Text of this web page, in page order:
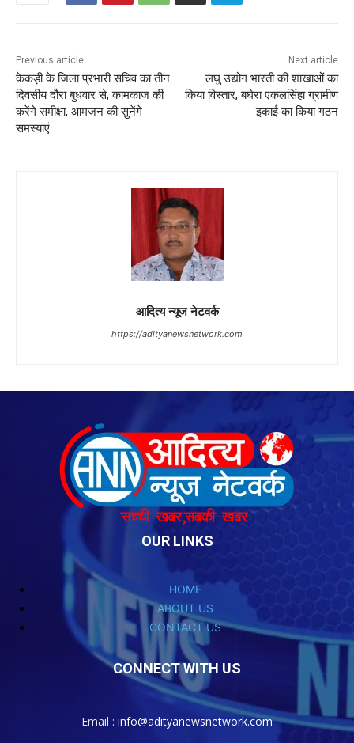
OUR LINKS
HOME
ABOUT US
CONTACT US
CONNECT WITH US
Email : info@adityanewsnetwork.com